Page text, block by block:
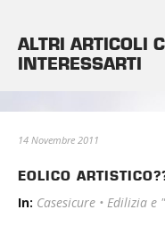
ALTRI ARTICOLI
INTERESSARTI
14 Novembre 2011
EOLICO
In: Casesicure • Edilizia e